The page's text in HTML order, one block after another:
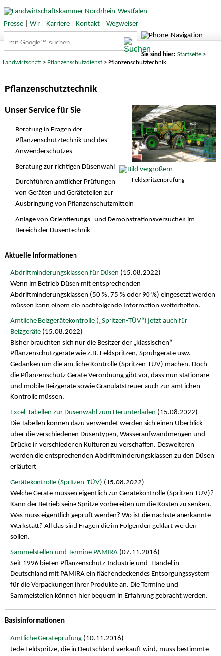
Presse| Wir| Karriere| Kontakt| Wegweiser
Sie sind hier: Startseite>
Landwirtschaft > Pflanzenschutzdienst > Pflanzenschutztechnik
Pflanzenschutztechnik
Feldspritzenprüfung
Unser Service für Sie
Beratung in Fragen der
Pflanzenschutztechnik und des
Anwenderschutzes
Beratung zur richtigen Düsenwahl
Durchführen amtlicher Prüfungen
von Geräten und Geräteteilen zur
Ausbringung von Pflanzenschutzmitteln
Anlage von Orientierungs- und Demonstrationsversuchen im
Bereich der Düsentechnik
Aktuelle Informationen
Abdriftminderungsklassen für Düsen (15.08.2022)
Wenn im Betrieb Düsen mit entsprechenden
Abdriftminderungsklassen (50 %, 75 % oder 90 %) eingesetzt werden
müssen kann einem die nachfolgende Information weiterhelfen.
Amtliche Beizgerätekontrolle („Spritzen-TÜV“) jetzt auch für
Beizgeräte(15.08.2022)
Bisher brauchten sich nur die Besitzer der „klassischen“
Pflanzenschutzgeräte wie z.B. Feldspritzen, Sprühgeräte usw.
Gedanken um die amtliche Kontrolle (Spritzen-TÜV) machen. Doch
die Pflanzenschutz Geräte Verordnung gibt vor, dass nun stationäre
und mobile Beizgeräte sowie Granulatstreuer auch zur amtlichen
Kontrolle müssen.
Excel-Tabellen zur Düsenwahl zum Herunterladen (15.08.2022)
Die Tabellen können dazu verwendet werden sich einen Überblick
über die verschiedenen Düsentypen, Wasseraufwandmengen und
Drücke in verschiedenen Kulturen zu verschaffen. Desweiteren
werden die entsprechenden Abdriftminderungsklassen zu den Düsen
erläutert.
Gerätekontrolle (Spritzen-TÜV) (15.08.2022)
Welche Geräte müssen eigentlich zur Gerätekontrolle (Spritzen TÜV)?
Kann der Betrieb seine Spritze vorbereiten um die Kosten zu senken.
Was muss eigentlich geprüft werden? Wo ist die nächste anerkannte
Werkstatt? All das sind Fragen die im Folgenden geklärt werden
sollen.
Sammelstellen und Termine PAMIRA(07.11.2016)
Seit 1996 bieten Pflanzenschutz-Industrie und -Handel in
Deutschland mit PAMIRA ein flächendeckendes Entsorgungssystem
für die Verpackungen ihrer Produkte an. Die Termine und
Sammelstellen können hier bequem in Erfahrung gebracht werden.
Basisinformationen
Amtliche Geräteprüfung(10.11.2016)
Jede Feldspritze, die in Deutschland verkauft wird, muss bestimmte